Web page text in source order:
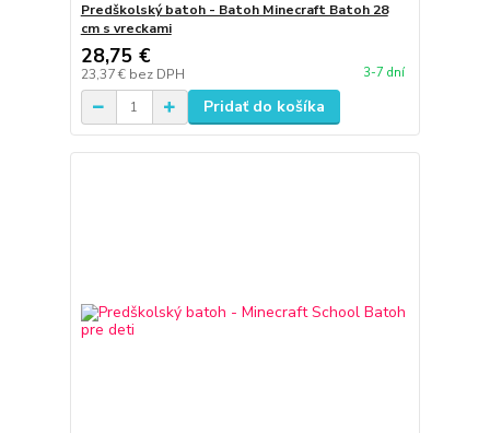
Predškolský batoh - Batoh Minecraft Batoh 28
cm s vreckami
28,75 €
23,37 € bez DPH 3-7 dní
Pridať do košíka